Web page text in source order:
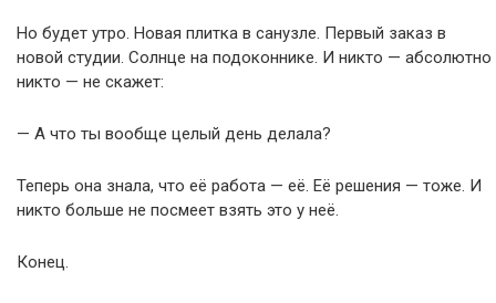
Но будет утро. Новая плитка в санузле. Первый заказ в
новой студии. Солнце на подоконнике. И никто — абсолютно
никто — не скажет:
— А что ты вообще целый день делала?
Теперь она знала, что её работа — её. Её решения — тоже. И
никто больше не посмеет взять это у неё.
Конец.